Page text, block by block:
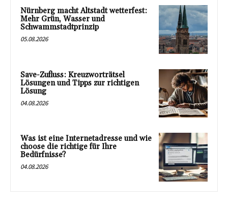
Nürnberg macht Altstadt wetterfest:
Mehr Grün, Wasser und
Schwammstadtprinzip
05.08.2026
Save-Zufluss: Kreuzworträtsel
Lösungen und Tipps zur richtigen
Lösung
04.08.2026
Was ist eine Internetadresse und wie
choose die richtige für Ihre
Bedürfnisse?
04.08.2026